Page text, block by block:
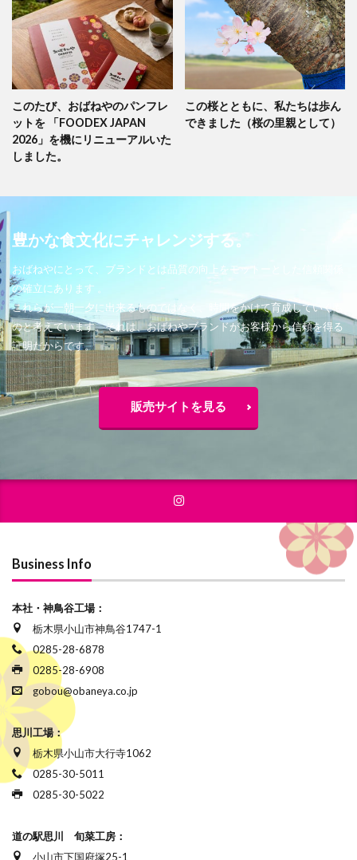
このたび、おばねやのパンフレ
ットを 「FOODEX JAPAN
2026」を機にリニューアルいた
しました。
この桜とともに、私たちは歩ん
できました（桜の里親として）
豊かな食文化にチャレンジする。
おばねやにとって、ブランドとは品質の向上をモットーとした信頼関係
の確立にあります 。
これらが一朝一夕に出来るものではなく、時間をかけて育成していくも
のと考えています。それは、おばねやブランドがお客様から信頼を得る
証明だからです。
販売サイトを見る
Business Info
本社・神鳥谷工場：
栃木県小山市神鳥谷1747-1
0285-28-6878
0285-28-6908
gobou@obaneya.co.jp
思川工場：
栃木県小山市大行寺1062
0285-30-5011
0285-30-5022
道の駅思川 旬菜工房：
小山市下国府塚25-1